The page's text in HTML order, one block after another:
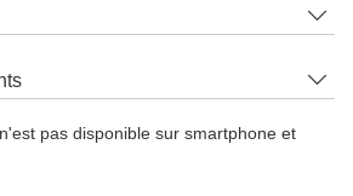
pas disponible sur smartphone et